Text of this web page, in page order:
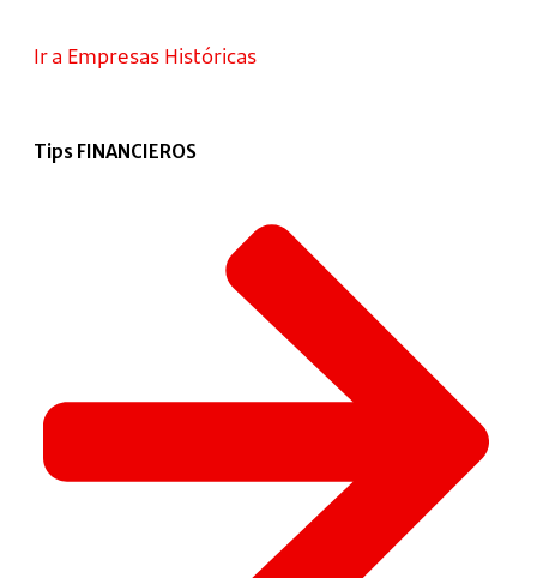
Ir a Empresas Históricas
Tips FINANCIEROS